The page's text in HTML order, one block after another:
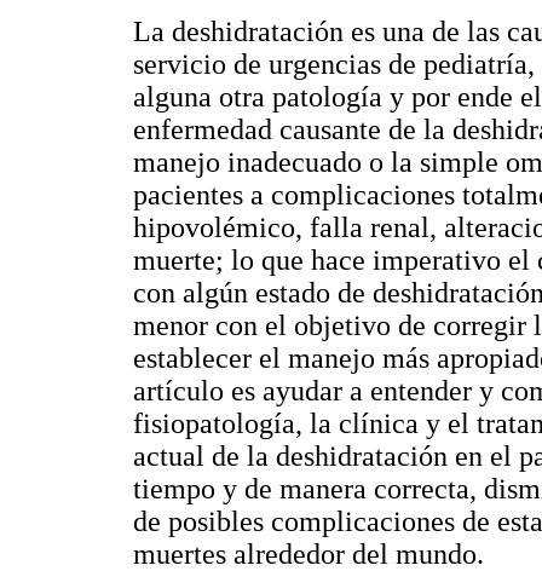
La deshidratación es una de las
servicio de urgencias de
alguna otra patología y por ende
enfermedad causante de la
manejo inadecuado o la simple
pacientes a complicaciones
hipovolémico, falla renal,
muerte; lo que hace imperativo el
con algún estado de
menor con el objetivo de corregir
establecer el manejo más
artículo es ayudar a entender y
fisiopatología, la clínica y el
actual de la deshidratación en el
tiempo y de manera correcta,
de posibles complicaciones de
muertes alrededor del mundo.